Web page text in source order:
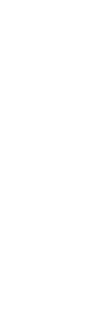
Este sábado 1
Nuestra
Parroquia de
Católicos tras
El cortejo de
recorrido
García
Puerta del Mar,
Después de
Perchel),
culto hasta el
de San
este iglesia
la Victoria que